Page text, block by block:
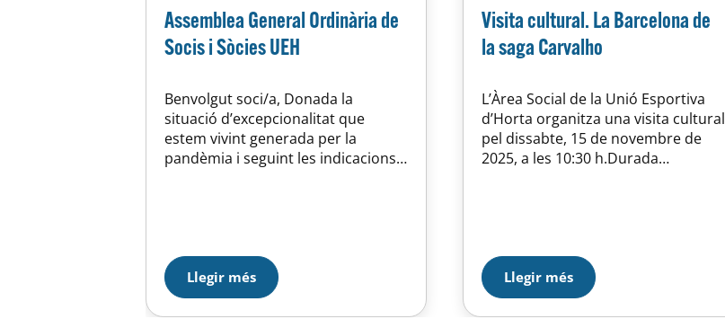
Assemblea General Ordinària de
Socis i Sòcies UEH
Benvolgut soci/a, Donada la
situació d’excepcionalitat que
estem vivint generada per la
pandèmia i seguint les indicacions
manera telemàtica el proper 21 de
desembre de 2020. Per poder
accedir al portar digital en el qual
se…
Llegir més
Visita cultural. La Barcelona de
la saga Carvalho
L’Àrea Social de la Unió Esportiva
d’Horta organitza una visita cultural
pel dissabte, 15 de novembre de
2025, a les 10:30 h.Durada
a través del seu detectiu Pepe
Carvalho: un itinerari territorial i
sentimental…
Llegir més